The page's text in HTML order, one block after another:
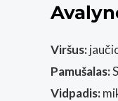
Viršus:
Pamušalas:
Vidpadis: